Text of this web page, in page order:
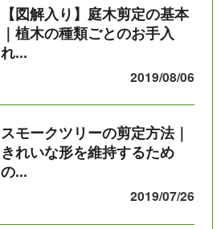
【図解入り】庭木剪定の基本
｜植木の種類ごとのお手入
れ...
2019/08/06
スモークツリーの剪定方法｜
きれいな形を維持するため
の...
2019/07/26